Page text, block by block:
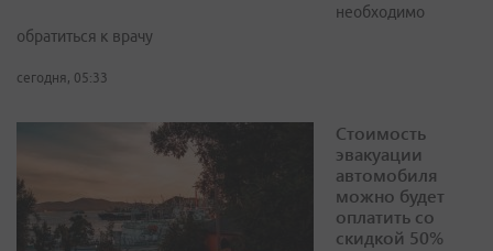
необходимо
обратиться к врачу
сегодня, 05:33
Стоимость
эвакуации
автомобиля
можно будет
оплатить со
скидкой 50%